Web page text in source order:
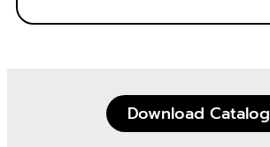
Download Catalog